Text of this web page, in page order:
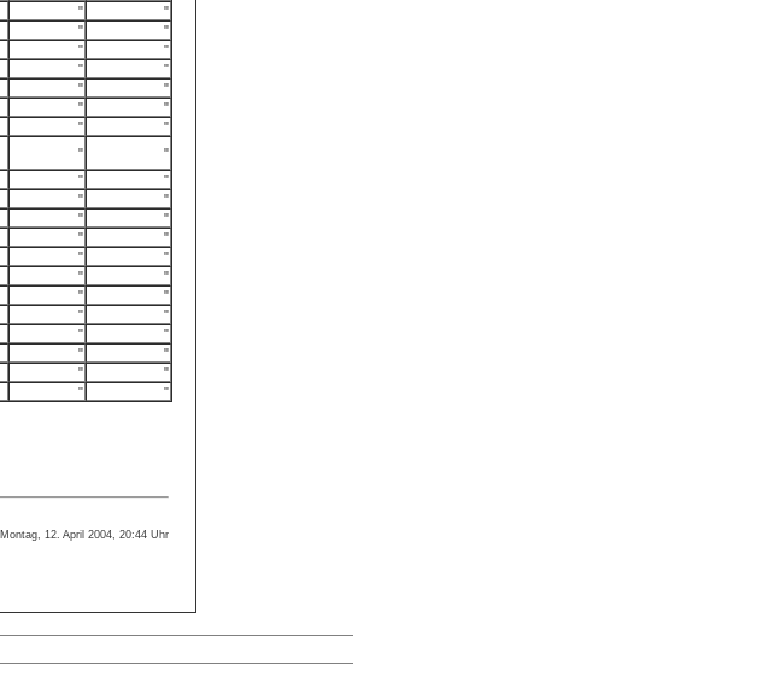
"
"
"
"
"
"
"
"
"
"
"
"
"
"
"
"
"
"
"
"
"
"
"
"
"
"
"
"
"
"
"
"
"
"
"
"
"
"
" "
Montag, 12. April 2004, 20:44 Uhr